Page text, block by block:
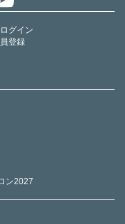
ログイン
登録
ン2027